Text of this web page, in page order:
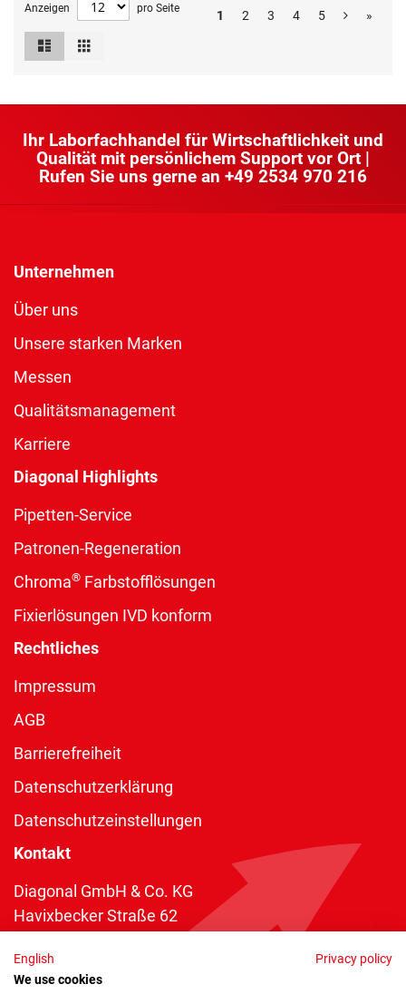
Anzeigen pro Seite 1 2 3 4 5 »
Ansicht
Ihr Laborfachhandel für Wirtschaftlichkeit und
Qualität mit persönlichem Support vor Ort |
Rufen Sie uns gerne an +49 2534 970 216
Unternehmen
Über uns
Unsere starken Marken
Messen
Qualitätsmanagement
Karriere
Diagonal Highlights
Pipetten-Service
Patronen-Regeneration
Chroma® Farbstofflösungen
Fixierlösungen IVD konform
Rechtliches
Impressum
AGB
Barrierefreiheit
Datenschutzerklärung
Datenschutzeinstellungen
Kontakt
Diagonal GmbH & Co. KG
Havixbecker Straße 62
Telefon:+49 2534 970 216
English
Privacy policy
We use cookies